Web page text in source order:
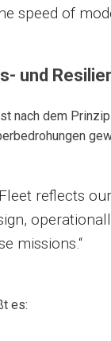
speed of
und
nach dem
Fleet reflects
missions.“
es: